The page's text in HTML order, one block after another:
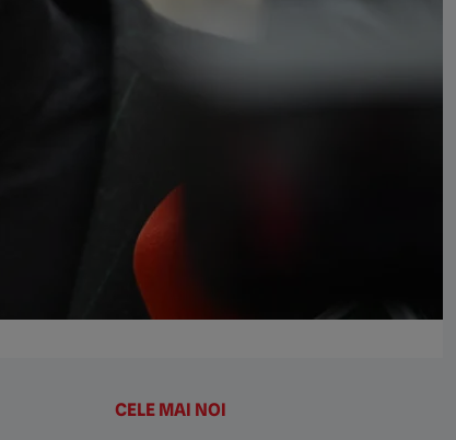
CELE MAI NOI